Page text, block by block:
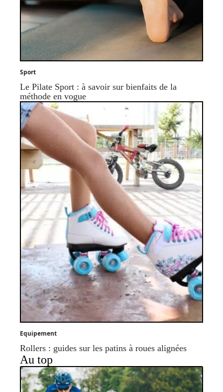
Sport
Le Pilate Sport : à savoir sur bienfaits de la
méthode en vogue
Equipement
Rollers : guides sur les patins à roues alignées
Au top